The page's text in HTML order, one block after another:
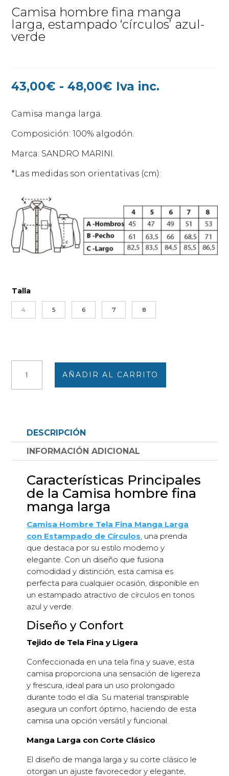
Camisa hombre fina manga
larga, estampado ‘círculos’ azul-
verde
43,00€ - 48,00€ Rango
43,00€
48,00€
Iva inc.
Camisa manga larga.
Composición: 100% algodón.
Marca: SANDRO MARINI.
*Las medidas son orientativas (cm):
Talla
4 5 6 7 8
hombre
fina
'círculos'
azul-
verde
AÑADIR AL CARRITO
DESCRIPCIÓN
INFORMACIÓN ADICIONAL
Características Principales
de la Camisa hombre fina
manga larga
Camisa Hombre Tela Fina Manga Larga
con Estampado de Círculos, una prenda
que destaca por su estilo moderno y
elegante. Con un diseño que fusiona
comodidad y distinción, esta camisa es
perfecta para cualquier ocasión, disponible en
un estampado atractivo de círculos en tonos
azul y verde.
Diseño y Confort
Tejido de Tela Fina y Ligera
Confeccionada en una tela fina y suave, esta
camisa proporciona una sensación de ligereza
y frescura, ideal para un uso prolongado
durante todo el día. Su material transpirable
asegura un confort óptimo, haciendo de esta
camisa una opción versátil y funcional.
Manga Larga con Corte Clásico
El diseño de manga larga y su corte clásico le
otorgan un ajuste favorecedor y elegante,